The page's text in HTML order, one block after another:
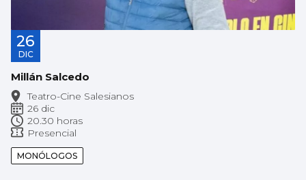
26
DIC
Millán Salcedo
Teatro-Cine Salesianos
26 dic
20.30 horas
Presencial
MONÓLOGOS